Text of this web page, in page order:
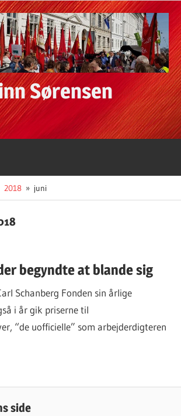
Sørensen
2018 juni
begyndte at blande sig
Schanberg Fonden sin årlige
i år gik priserne til
“de uofficielle” som arbejderdigteren
side